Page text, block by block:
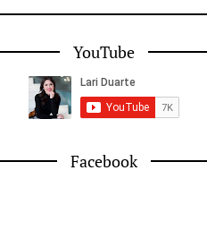
YouTube
Facebook